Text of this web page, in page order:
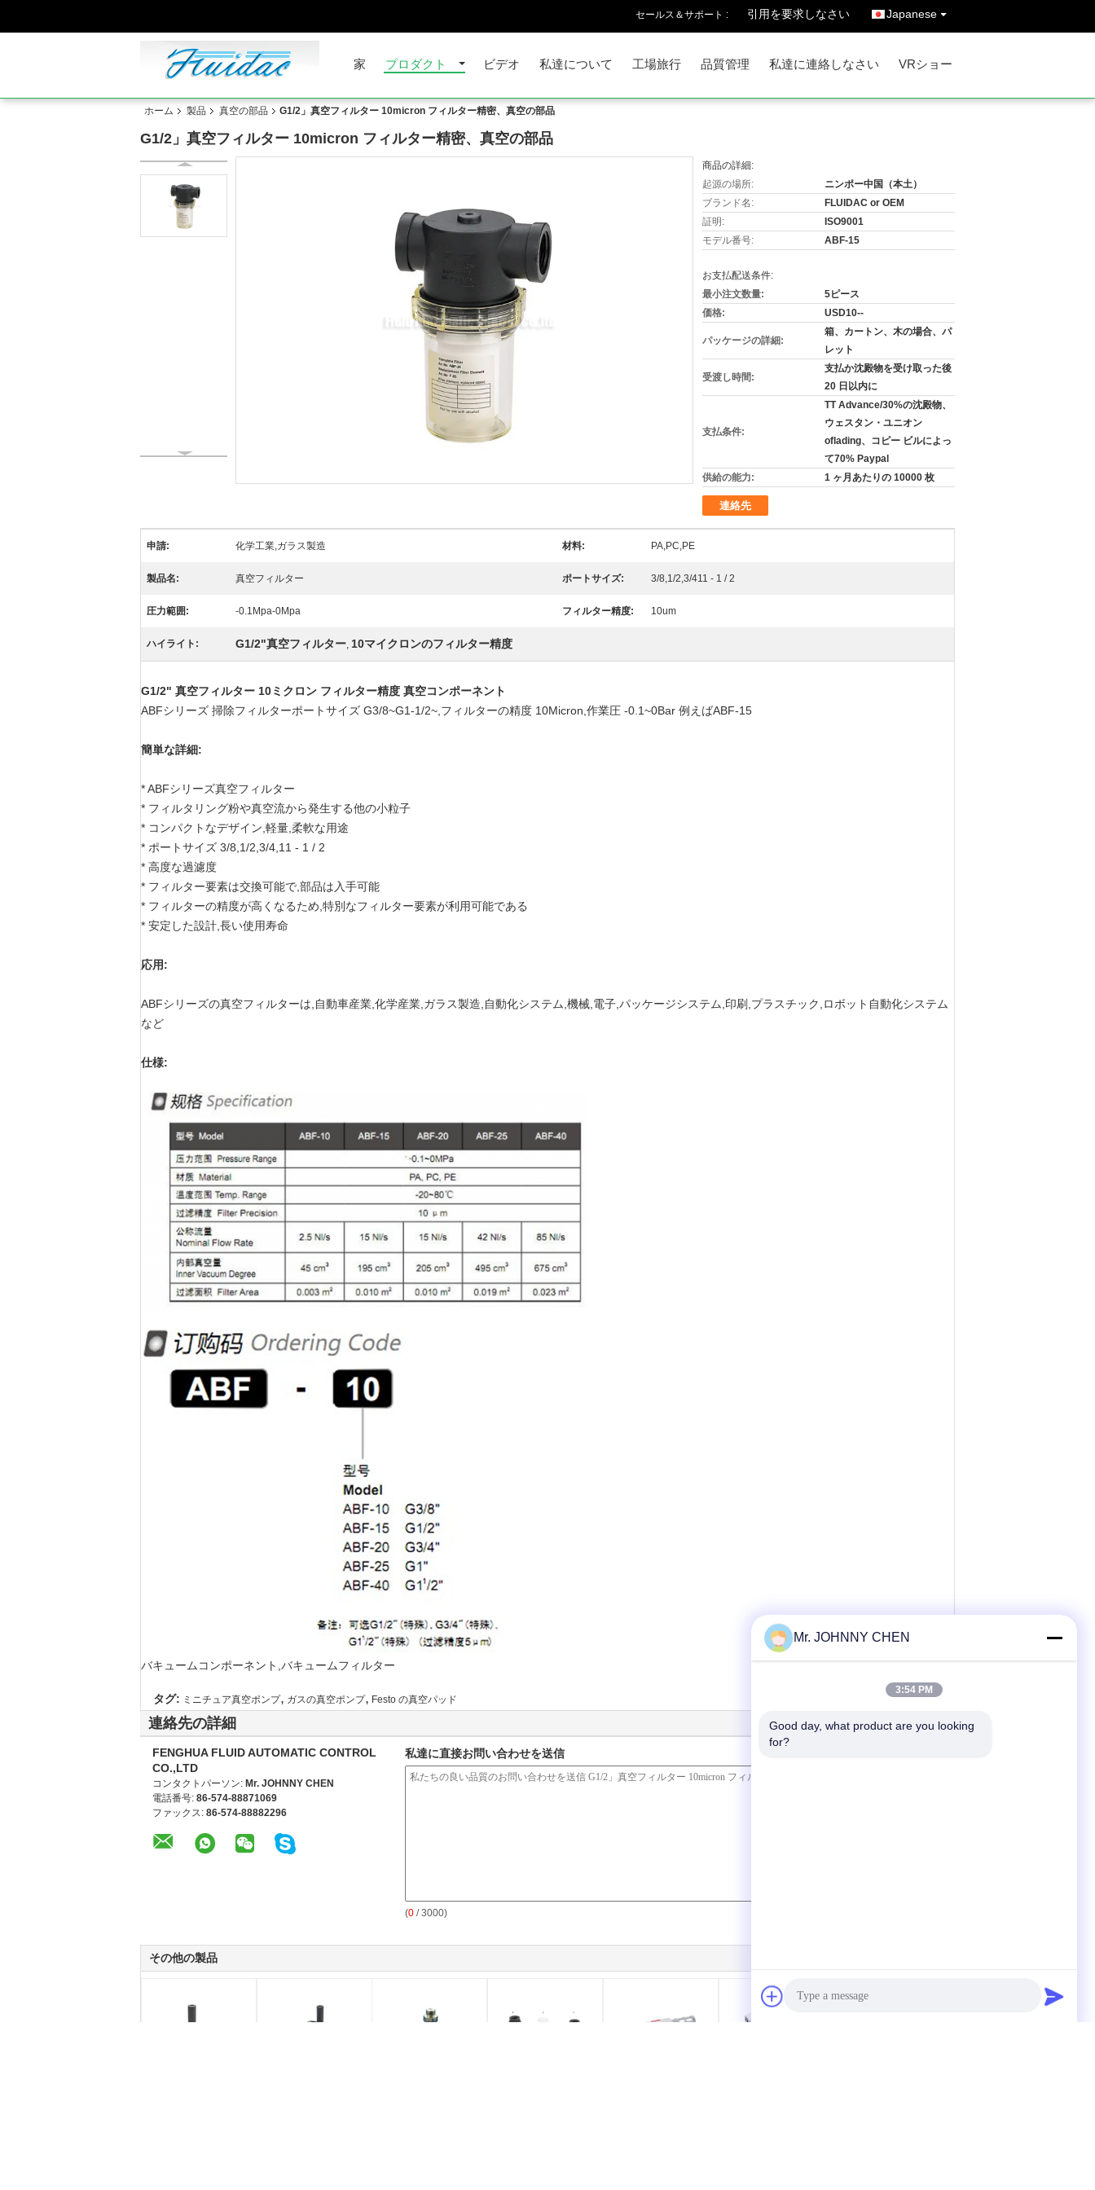
セールス＆サポート : 引用を要求しなさい Japanese
家 プロダクト ビデオ 私達について 工場旅行 品質管理 私達に連絡しなさい VRショー
ホーム 製品 真空の部品 G1/2」真空フィルター 10micron フィルター精密、真空の部品
G1/2」真空フィルター 10micron フィルター精密、真空の部品
商品の詳細:
起源の場所:
ニンポー中国（本土）
ブランド名:
FLUIDAC or OEM
証明:
ISO9001
モデル番号:
ABF-15
お支払配送条件:
最小注文数量:
5ピース
価格:
USD10--
パッケージの詳細:
箱、カートン、木の場合、パ
レット
受渡し時間:
支払か沈殿物を受け取った後
20 日以内に
支払条件:
TT Advance/30%の沈殿物、
ウェスタン・ユニオン
oflading、コピー ビルによっ
て70% Paypal
供給の能力:
1 ヶ月あたりの 10000 枚
連絡先
申請: 化学工業,ガラス製造 材料: PA,PC,PE
製品名: 真空フィルター ポートサイズ: 3/8,1/2,3/411 - 1 / 2
圧力範囲: -0.1Mpa-0Mpa フィルター精度: 10um
ハイライト: G1/2"真空フィルター, 10マイクロンのフィルター精度
G1/2" 真空フィルター 10ミクロン フィルター精度 真空コンポーネント
ABFシリーズ 掃除フィルターポートサイズ G3/8~G1-1/2~,フィルターの精度 10Micron,作業圧 -0.1~0Bar 例えばABF-15
簡単な詳細:
* ABFシリーズ真空フィルター
* フィルタリング粉や真空流から発生する他の小粒子
* コンパクトなデザイン,軽量,柔軟な用途
* ポートサイズ 3/8,1/2,3/4,11 - 1 / 2
* 高度な過濾度
* フィルター要素は交換可能で,部品は入手可能
* フィルターの精度が高くなるため,特別なフィルター要素が利用可能である
* 安定した設計,長い使用寿命
応用:
ABFシリーズの真空フィルターは,自動車産業,化学産業,ガラス製造,自動化システム,機械,電子,パッケージシステム,印刷,プラスチック,ロボット自動化システム
など
仕様:
バキュームコンポーネント,バキュームフィルター
タグ: ミニチュア真空ポンプ, ガスの真空ポンプ, Festo の真空パッド
連絡先の詳細
FENGHUA FLUID AUTOMATIC CONTROL
CO.,LTD
コンタクトパーソン: Mr. JOHNNY CHEN
電話番号: 86-574-88871069
ファックス: 86-574-88882296
私達に直接お問い合わせを送信
(0 / 3000)
その他の製品
Mr. JOHNNY CHEN
3:54 PM
Good day, what product are you looking
for?